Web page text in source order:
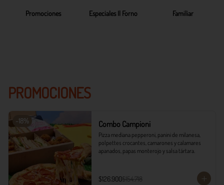
Promociones Especiales Il Forno Familiar
PROMOCIONES
-18% Combo Campioni
Pizza mediana pepperoni, panini de milanesa,
polpettes crocantes, camarones y calamares
apanados, papas monterojo y salsa tártara.
$126.900$154.718